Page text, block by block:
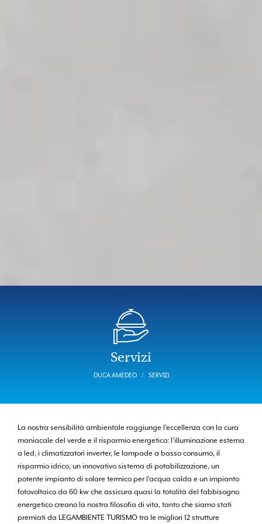
Servizi
DUCA AMEDEO SERVIZI
La nostra sensibilità ambientale raggiunge l’eccellenza con la cura
maniacale del verde e il risparmio energetico: l’illuminazione esterna
a led, i climatizzatori inverter, le lampade a basso consumo, il
risparmio idrico, un innovativo sistema di potabilizzazione, un
potente impianto di solare termico per l’acqua calda e un impianto
fotovoltaico da 60 kw che assicura quasi la totalità del fabbisogno
energetico creano la nostra filosofia di vita, tanto che siamo stati
premiati da LEGAMBIENTE TURISMO tra le migliori 12 strutture